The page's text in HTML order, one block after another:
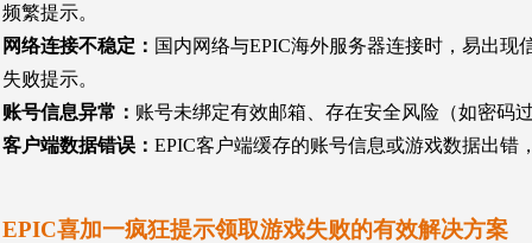
频繁提示。
网络连接不稳定： 国内网络与EPIC海外服务器连接时，易出
失败提示。
账号信息异常： 账号未绑定有效邮箱、存在安全风险（如密码
客户端数据错误： EPIC客户端缓存的账号信息或游戏数据出
EPIC喜加一疯狂提示领取游戏失败的有效解决方案